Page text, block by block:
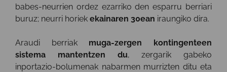
babes-neurrien ordez ezarriko den esparru berriari
buruz; neurri horiek ekainaren 30ean iraungiko dira.
Araudi berriak muga-zergen kontingenteen
sistema mantentzen du, zergarik gabeko
inportazio-bolumenak nabarmen murrizten ditu eta